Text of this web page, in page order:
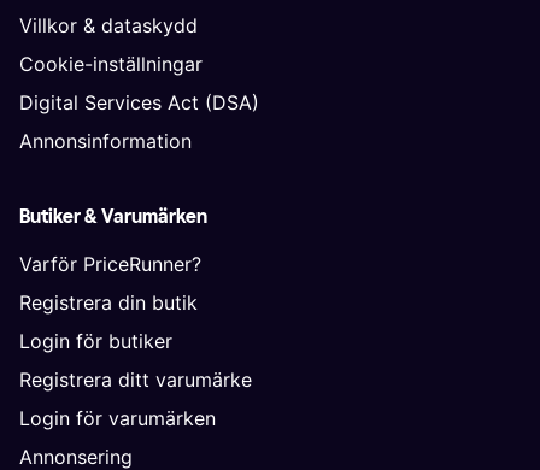
Villkor & dataskydd
Cookie-inställningar
Digital Services Act (DSA)
Annonsinformation
Butiker & Varumärken
Varför PriceRunner?
Registrera din butik
Login för butiker
Registrera ditt varumärke
Login för varumärken
Annonsering